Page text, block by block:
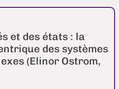
et des états : la
des systèmes
(Elinor Ostrom,